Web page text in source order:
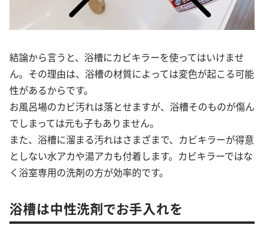
結論から言うと、浴槽にカビキラーを使ってはいけませ
ん。その理由は、浴槽の材質によっては変色が起こる可能
性があるからです。
お風呂場のカビ汚れは落とせますが、浴槽そのものが傷ん
でしまっては元も子もありません。
また、浴槽に溜まる汚れはさまざまで、カビキラーが得意
としない水アカや湯アカも付着します。カビキラーではな
く浴室専用の洗剤の方が効率的です。
浴槽は中性洗剤でお手入れを